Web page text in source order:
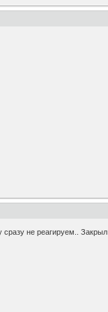
сразу не реагируем.. Закрыл